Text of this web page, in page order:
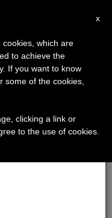
×
la pausa
de verano
y también el
x
which are
to achieve the
If you want to know
some of the cookies,
clicking a link or
to the use of cookies.